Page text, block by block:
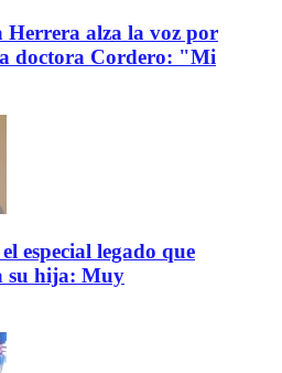
alza la voz por
doctora Cordero: "Mi
especial legado que
su hija: Muy